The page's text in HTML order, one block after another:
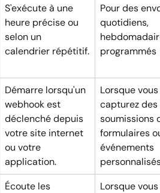
S'exécute à une
heure précise ou
selon un
calendrier répétitif.
Pour des
quotidiens,
programmés
Démarre lorsqu'un
webhook est
déclenché depuis
votre site internet
ou votre
application.
Lorsque vous
capturez des
soumissions
formulaires
événements
Écoute les
Lorsque vous